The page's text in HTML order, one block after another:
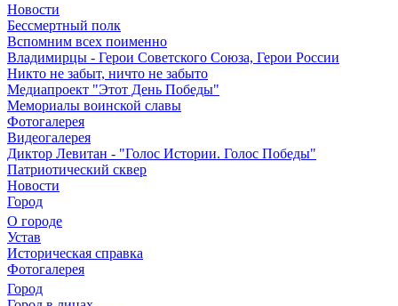
Новости
Бессмертный полк
Вспомним всех поименно
Владимирцы - Герои Советского Союза, Герои России
Никто не забыт, ничто не забыто
Медиапроект "Этот День Победы"
Мемориалы воинской славы
Фотогалерея
Видеогалерея
Диктор Левитан - "Голос Истории. Голос Победы"
Патриотический сквер
Новости
Город
О городе
Устав
Историческая справка
Фотогалерея
Город